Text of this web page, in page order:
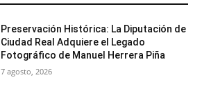
Preservación Histórica: La Diputación de
Ciudad Real Adquiere el Legado
Fotográfico de Manuel Herrera Piña
7 agosto, 2026